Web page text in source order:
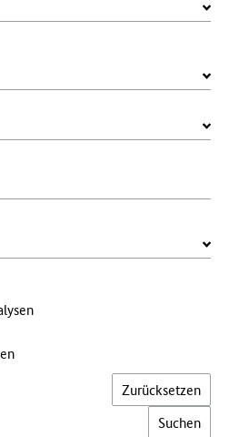
Zurücksetzen